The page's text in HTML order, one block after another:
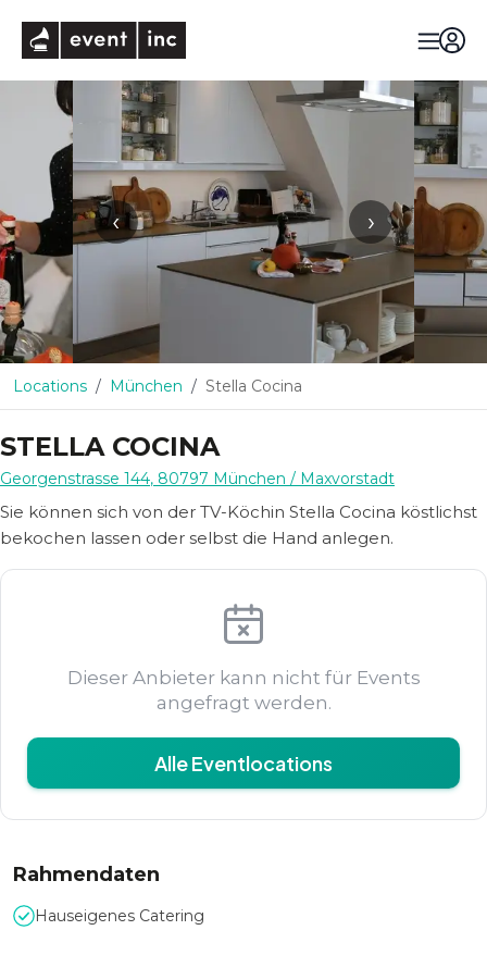
‹ ›
Locations München Stella Cocina
STELLA COCINA
Georgenstrasse 144, 80797 München / Maxvorstadt
Sie können sich von der TV-Köchin Stella Cocina köstlichst
bekochen lassen oder selbst die Hand anlegen.
Dieser Anbieter kann nicht für Events
angefragt werden.
Alle Eventlocations
Rahmendaten
Hauseigenes Catering